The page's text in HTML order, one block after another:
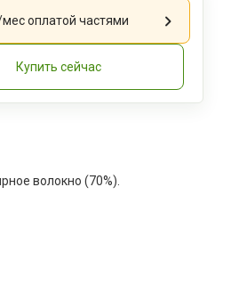
оплатой частями
Купить сейчас
волокно (70%).